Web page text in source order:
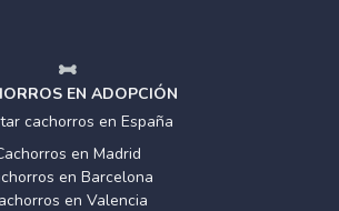
EN ADOPCIÓN
cachorros en España
en Madrid
en Barcelona
en Valencia